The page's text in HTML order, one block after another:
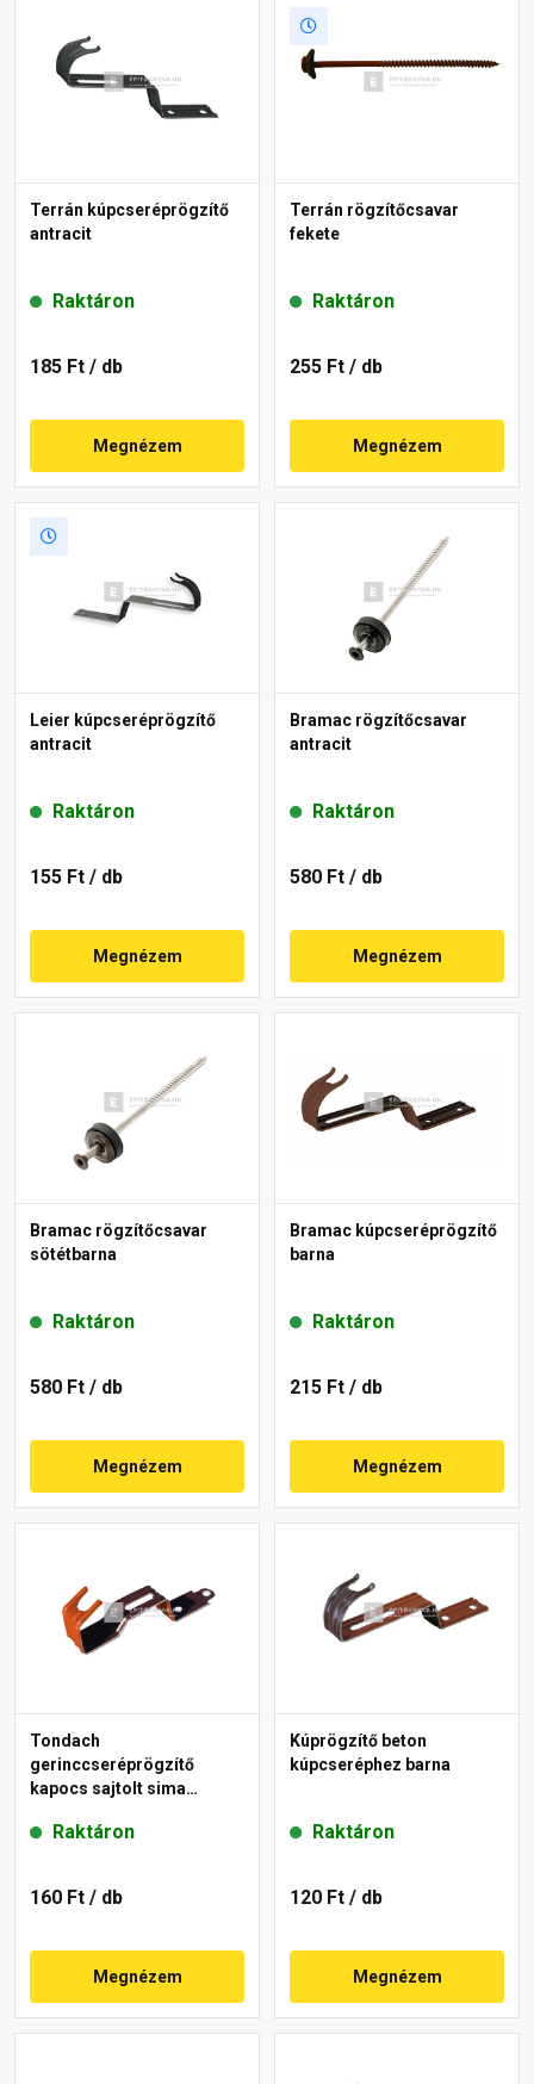
Terrán kúpcseréprögzítő
antracit
Raktáron
185 Ft / db
Megnézem
Terrán rögzítőcsavar
fekete
Raktáron
255 Ft / db
Megnézem
Leier kúpcseréprögzítő
antracit
Raktáron
155 Ft / db
Megnézem
Bramac rögzítőcsavar
antracit
Raktáron
580 Ft / db
Megnézem
Bramac rögzítőcsavar
sötétbarna
Raktáron
580 Ft / db
Megnézem
Bramac kúpcseréprögzítő
barna
Raktáron
215 Ft / db
Megnézem
Tondach
gerinccseréprögzítő
kapocs sajtolt sima
Raktáron
160 Ft / db
Megnézem
Kúprögzítő beton
kúpcseréphez barna
Raktáron
120 Ft / db
Megnézem